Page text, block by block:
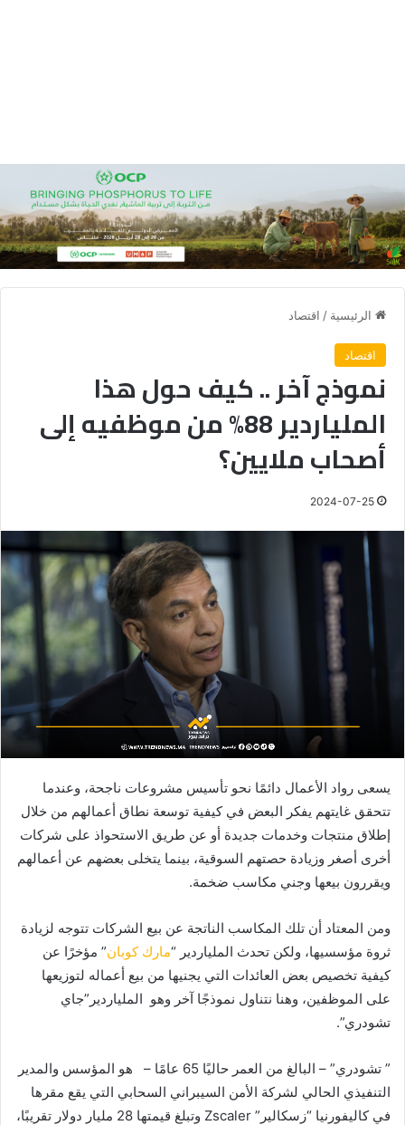
الرئيسية / اقتصاد
اقتصاد
نموذج آخر .. كيف حول هذا
الملياردير 88% من موظفيه إلى
أصحاب ملايين؟
2024-07-25
يسعى رواد الأعمال دائمًا نحو تأسيس مشروعات ناجحة، وعندما
تتحقق غايتهم يفكر البعض في كيفية توسعة نطاق أعمالهم من خلال
إطلاق منتجات وخدمات جديدة أو عن طريق الاستحواذ على شركات
أخرى أصغر وزيادة حصتهم السوقية، بينما يتخلى بعضهم عن أعمالهم
ويقررون بيعها وجني مكاسب ضخمة.
ومن المعتاد أن تلك المكاسب الناتجة عن بيع الشركات تتوجه لزيادة
ثروة مؤسسيها، ولكن تحدث الملياردير “مارك كوبان” مؤخرًا عن
كيفية تخصيص بعض العائدات التي يجنيها من بيع أعماله لتوزيعها
على الموظفين، وهنا نتناول نموذجًا آخر وهو الملياردير”جاي
تشودري”.
” تشودري” – البالغ من العمر حاليًا 65 عامًا – هو المؤسس والمدير
التنفيذي الحالي لشركة الأمن السيبراني السحابي التي يقع مقرها
في كاليفورنيا “زسكالير” Zscaler وتبلغ قيمتها 28 مليار دولار تقريبًا،